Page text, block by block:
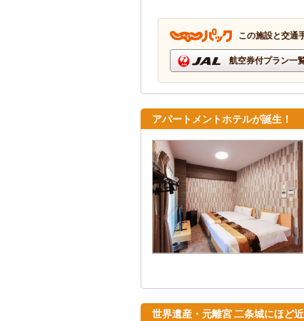
この施設と交通
航空券付プラン一
アパートメントホテルが誕生！
世界遺産・元離宮 二条城にほど